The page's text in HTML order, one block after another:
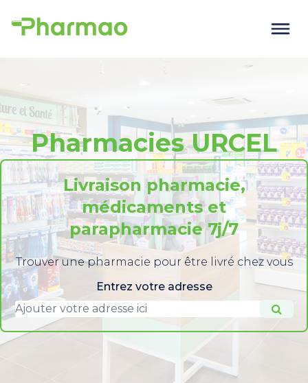
Pharmacies URCEL
Livraison pharmacie,
médicaments et
parapharmacie 7j/7
Trouver une pharmacie pour être livré chez vous
Entrez votre adresse